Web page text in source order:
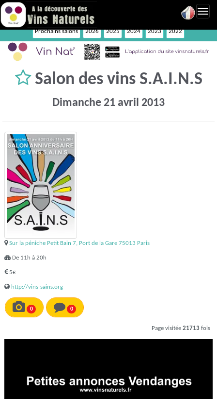
Prochains salons 2026 2025 2024 2023 2022
Salon des vins S.A.I.N.S
Dimanche 21 avril 2013
Sur la péniche Petit Bain 7, Port de la Gare 75013 Paris
De 11h à 20h
5€
http://vins-sains.org
0 0
Page visitée 21713 fois